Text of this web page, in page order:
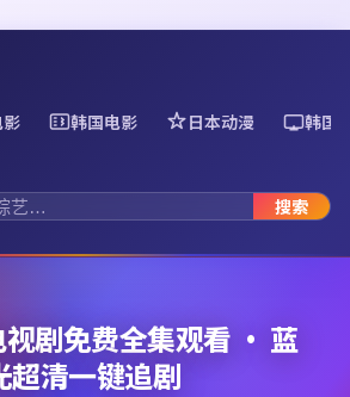
影 韩国电影 日本动漫 韩国
搜索
剧免费全集观看 · 蓝
超清一键追剧